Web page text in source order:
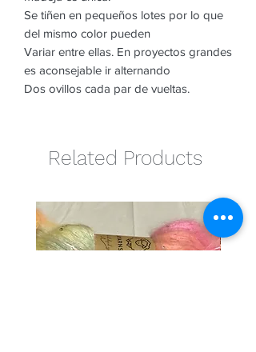
Se tiñen en pequeños lotes por lo que
del mismo color pueden
Variar entre ellas. En proyectos grandes
es aconsejable ir alternando
Dos ovillos cada par de vueltas.
Related Products